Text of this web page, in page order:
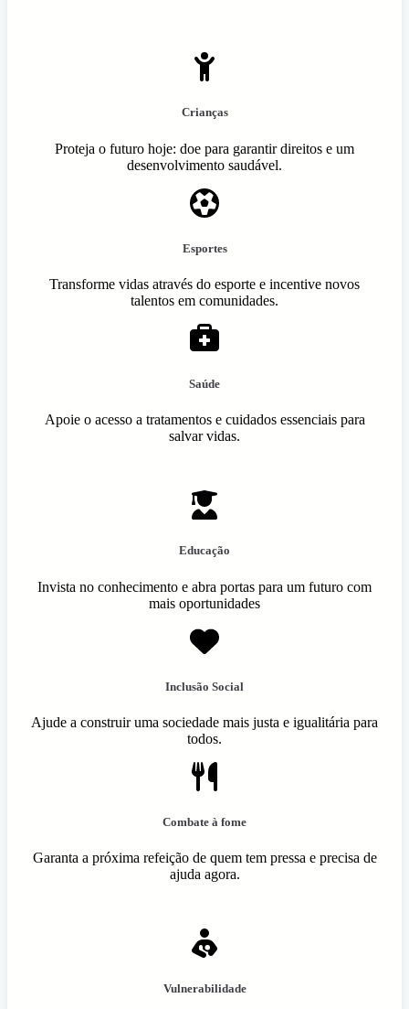
Crianças
Proteja o futuro hoje: doe para garantir direitos e um
desenvolvimento saudável.
Esportes
Transforme vidas através do esporte e incentive novos
talentos em comunidades.
Saúde
Apoie o acesso a tratamentos e cuidados essenciais para
salvar vidas.
Educação
Invista no conhecimento e abra portas para um futuro com
mais oportunidades
Inclusão Social
Ajude a construir uma sociedade mais justa e igualitária para
todos.
Combate à fome
Garanta a próxima refeição de quem tem pressa e precisa de
ajuda agora.
Vulnerabilidade